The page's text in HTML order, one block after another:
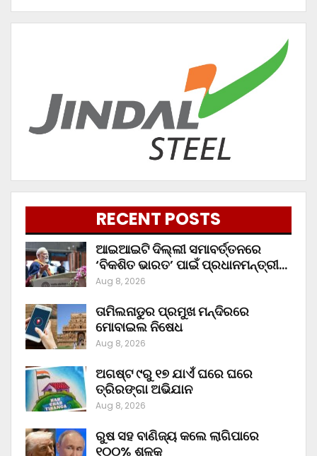
RECENT POSTS
ଆଇଆଇଟି ଦିଲ୍ଲୀ ସମାବର୍ତ୍ତନରେ
‘ବିକଶିତ ଭାରତ’ ପାଇଁ ପ୍ରଧାନମନ୍ତ୍ରୀ…
Aug 8, 2026
ତାମିଲନାଡୁର ପ୍ରମୁଖ ମନ୍ଦିରରେ
ମୋବାଇଲ ନିଷେଧ
Aug 8, 2026
ଅଗଷ୍ଟ ୯ରୁ ୧୭ ଯାଏଁ ଘରେ ଘରେ
ତ୍ରିରଙ୍ଗା ଅଭିଯାନ
Aug 8, 2026
ରୁଷ ସହ ବାଣିଜ୍ୟ କଲେ ଲାଗିପାରେ
୧୦୦% ଶୁଳ୍କ